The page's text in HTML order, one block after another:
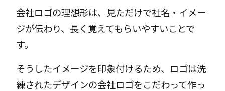
会社ロゴの理想形は、見ただけで社名・イメー
ジが伝わり、長く覚えてもらいやすいことで
す。
そうしたイメージを印象付けるため、ロゴは洗
練されたデザインの会社ロゴをこだわって作っ